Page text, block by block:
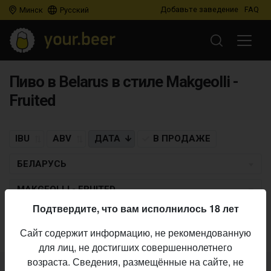
Минск Русский Добавьте заведение FAQ
Пиво в Belarus в стиле Makgeolli -
Fruited
IBU ABV ДАТА В ПРОДАЖЕ
БЕЛАРУСЬ
MAKGEOLLI - FRUITED
Пиво по заданным критериям не найдено
Подтвердите, что вам исполнилось 18 лет
Сайт содержит информацию, не рекомендованную
для лиц, не достигших совершеннолетнего
возраста. Сведения, размещённые на сайте, не